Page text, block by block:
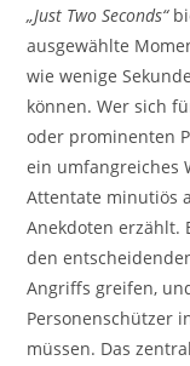
„Just Two Seconds“
ausgewählte
wie wenige
können. Wer sich
oder prominenten
ein umfangreiches
Attentate minutiös
Anekdoten erzählt.
den
Angriffs greifen,
Personenschützer
müssen. Das